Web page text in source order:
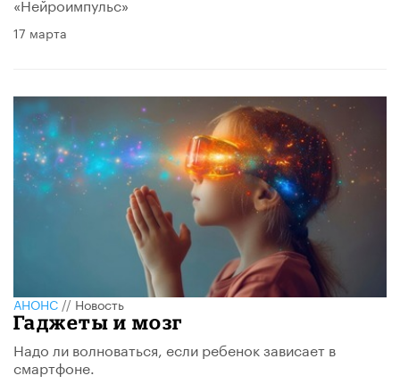
17 марта
АНОНС//Новость
Гаджеты и мозг
Надо ли волноваться, если ребенок зависает в
смартфоне.